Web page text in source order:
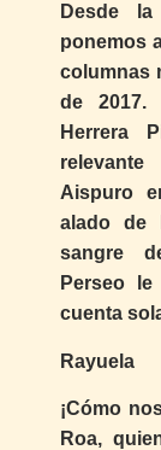
Desde la
ponemos
columnas
de 2017.
Herrera
Aispuro
alado de
sangre
Perseo
cuenta
Rayuela
¡Cómo
Roa,